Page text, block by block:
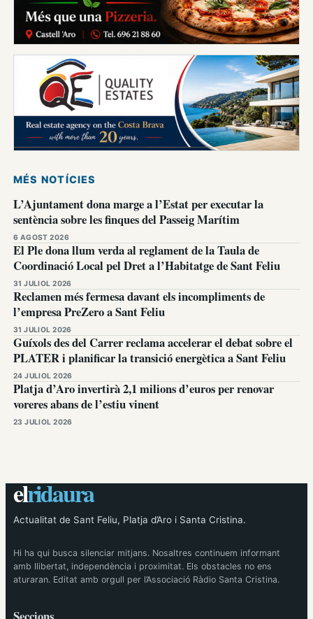
MÉS NOTÍCIES
L’Ajuntament dona marge a l’Estat per executar la
sentència sobre les finques del Passeig Marítim
6 AGOST 2026
El Ple dona llum verda al reglament de la Taula de
Coordinació Local pel Dret a l’Habitatge de Sant Feliu
31 JULIOL 2026
Reclamen més fermesa davant els incompliments de
l’empresa PreZero a Sant Feliu
31 JULIOL 2026
Guíxols des del Carrer reclama accelerar el debat sobre el
PLATER i planificar la transició energètica a Sant Feliu
24 JULIOL 2026
Platja d’Aro invertirà 2,1 milions d’euros per renovar
voreres abans de l’estiu vinent
23 JULIOL 2026
elridaura
Actualitat de Sant Feliu, Platja d’Aro i Santa Cristina.
Hi ha qui busca silenciar mitjans. Nosaltres continuem informant
amb llibertat, independència i proximitat. Els obstacles no ens
aturaran. Editat amb orgull per l’Associació Ràdio Santa Cristina.